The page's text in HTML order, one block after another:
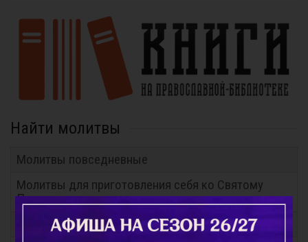
Найти молитвы
Молитвы повседневные
Молитвы для приготовления себя ко Святому
Причащению
Молитвы на всякую потребу